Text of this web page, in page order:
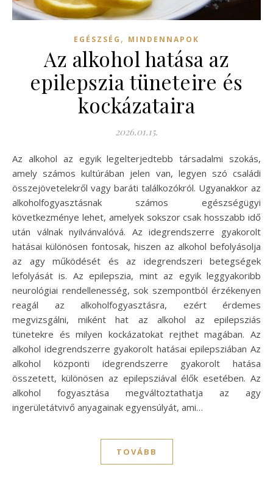
EGÉSZSÉG , MINDENNAPOK
Az alkohol hatása az
epilepszia tüneteire és
kockázataira
2026.01.15.
Az alkohol az egyik legelterjedtebb társadalmi szokás,
amely számos kultúrában jelen van, legyen szó családi
összejövetelekről vagy baráti találkozókról. Ugyanakkor az
alkoholfogyasztásnak számos egészségügyi
következménye lehet, amelyek sokszor csak hosszabb idő
után válnak nyilvánvalóvá. Az idegrendszerre gyakorolt
hatásai különösen fontosak, hiszen az alkohol befolyásolja
az agy működését és az idegrendszeri betegségek
lefolyását is. Az epilepszia, mint az egyik leggyakoribb
neurológiai rendellenesség, sok szempontból érzékenyen
reagál az alkoholfogyasztásra, ezért érdemes
megvizsgálni, miként hat az alkohol az epilepsziás
tünetekre és milyen kockázatokat rejthet magában. Az
alkohol idegrendszerre gyakorolt hatásai epilepsziában Az
alkohol központi idegrendszerre gyakorolt hatása
összetett, különösen az epilepsziával élők esetében. Az
alkohol fogyasztása megváltoztathatja az agy
ingerületátvivő anyagainak egyensúlyát, ami…
TOVÁBB